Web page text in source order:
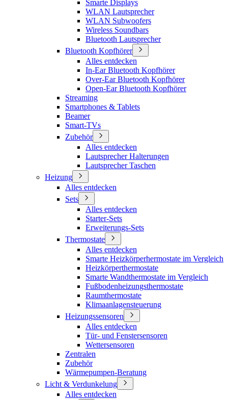
Smarte Displays
WLAN Lautsprecher
WLAN Subwoofers
Wireless Soundbars
Bluetooth Lautsprecher
Bluetooth Kopfhörer
Alles entdecken
In-Ear Bluetooth Kopfhörer
Over-Ear Bluetooth Kopfhörer
Open-Ear Bluetooth Kopfhörer
Streaming
Smartphones & Tablets
Beamer
Smart-TVs
Zubehör
Alles entdecken
Lautsprecher Halterungen
Lautsprecher Taschen
Heizung
Alles entdecken
Sets
Alles entdecken
Starter-Sets
Erweiterungs-Sets
Thermostate
Alles entdecken
Smarte Heizkörperhermostate im Vergleich
Heizkörperthermostate
Smarte Wandthermostate im Vergleich
Fußbodenheizungsthermostate
Raumthermostate
Klimaanlagensteuerung
Heizungssensoren
Alles entdecken
Tür- und Fenstersensoren
Wettersensoren
Zentralen
Zubehör
Wärmepumpen-Beratung
Licht & Verdunkelung
Alles entdecken